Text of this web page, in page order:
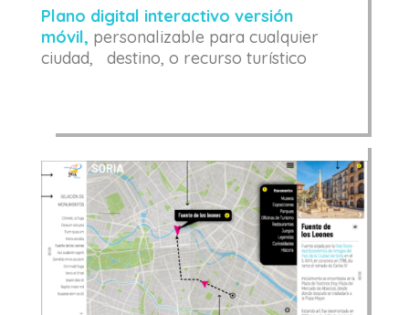
Plano digital interactivo versión
móvil, personalizable para cualquier
ciudad, destino, o recurso turístico